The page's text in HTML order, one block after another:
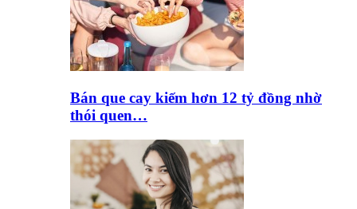
Bán que cay kiếm hơn 12 tỷ đồng nhờ
thói quen…